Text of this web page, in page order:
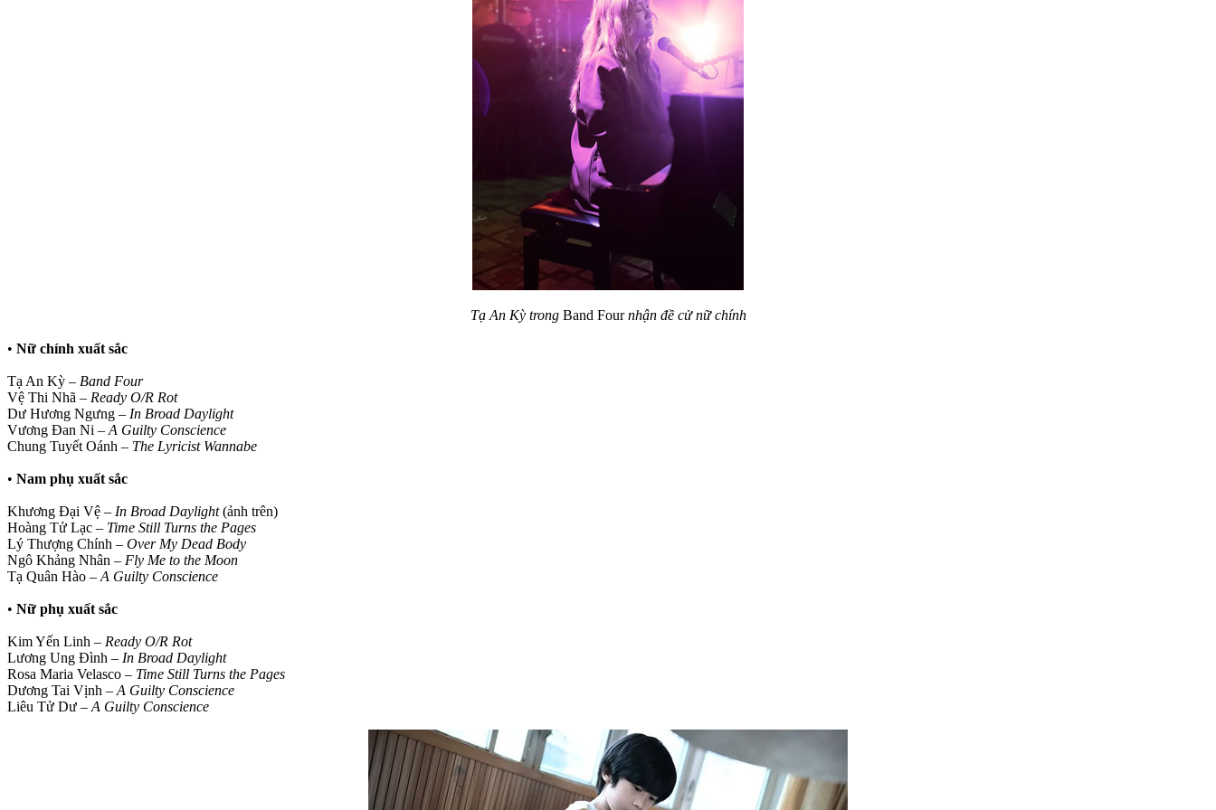
Tạ An Kỳ trongBand Fournhận đề cử nữ chính
• Nữ chính xuất sắc
Tạ An Kỳ – Band Four
Vệ Thi Nhã – Ready O/R Rot
Dư Hương Ngưng – In Broad Daylight
Vương Đan Ni – A Guilty Conscience
Chung Tuyết Oánh – The Lyricist Wannabe
• Nam phụ xuất sắc
Khương Đại Vệ – In Broad Daylight(ảnh trên)
Hoàng Tử Lạc – Time Still Turns the Pages
Lý Thượng Chính – Over My Dead Body
Ngô Khảng Nhân – Fly Me to the Moon
Tạ Quân Hào – A Guilty Conscience
• Nữ phụ xuất sắc
Kim Yến Linh – Ready O/R Rot
Lương Ung Đình – In Broad Daylight
Rosa Maria Velasco – Time Still Turns the Pages
Dương Tai Vịnh – A Guilty Conscience
Liêu Tử Dư – A Guilty Conscience